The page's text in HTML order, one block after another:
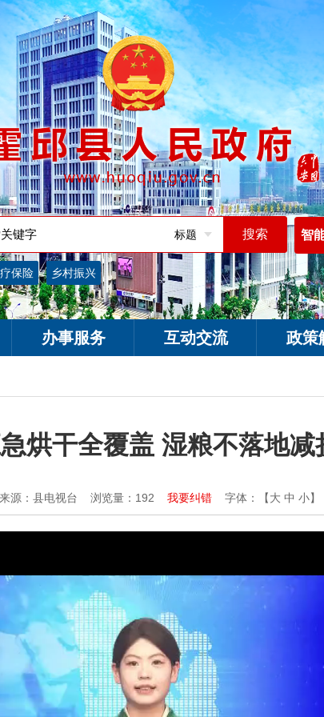
标题 智
保险 乡村振兴
办事服务 互动交流 政策
烘干全覆盖 湿粮不落地减
来源：县电视台 浏览量： 192 我要纠错 字体：【大 中 小】